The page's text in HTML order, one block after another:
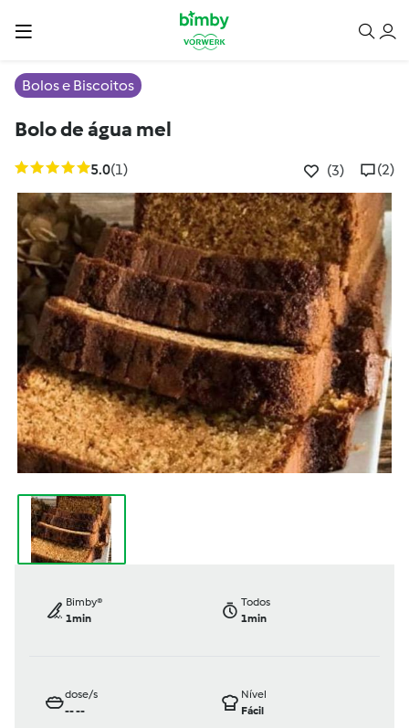
Bolos e Biscoitos
Bolo de água mel
5.0(1) (3) (2)
Bimby®
1min
Todos
1min
dose/s
----
Nível
Fácil